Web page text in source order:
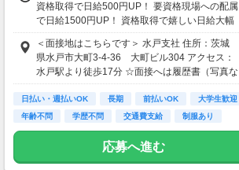
資格取得で日給500円UP！ 要資格現場への配属
で日給1500円UP！ 資格取得で嬉しい日給大幅
UP☆ ＜サンエス警備保障特別給付金＞ 交通誘
導2級または指導教育責任者の資格をお持ちの
方には10万円を特別給付金としてプレゼント！
※30勤務で3万円、60勤務で7万円 ※規定あり
金をおろせる！ 仕事が終わってから給料をもら
いに行く手間は不要♪ ＜研修あり＞ ・資格なし
未経験者：研修20H 26250円 ※規定あり ・経
験1年以上（直近3年以内）：研修7H ※規定
あり └合計60000円支給（特別給付金の支給者
＜面接地はこちらです＞ 水戸支社 住所：茨城
県水戸市大町3-4-36 大町ビル304 アクセス：
水戸駅より徒歩17分 ☆面接へは履歴書（写真な
しでOK）をご持参ください。
日払い・週払いOK 長期 前払いOK 大学生歓迎
年齢不問
学歴不問 交通費支給 制服あり
応募へ進む